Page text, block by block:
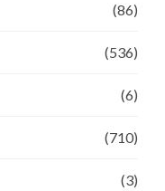
(86)
(536)
(6)
(710)
(3)